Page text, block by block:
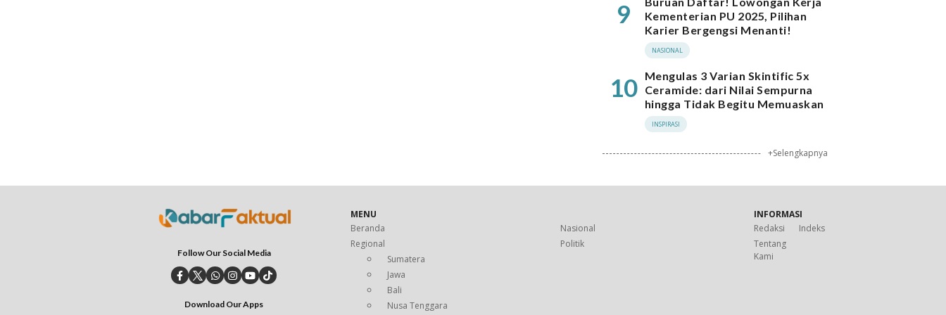
9
Kementerian PU 2025, Pilihan
Karier Bergengsi Menanti!
NASIONAL
10 Mengulas 3 Varian Skintific 5x
Ceramide: dari Nilai Sempurna
hingga Tidak Begitu Memuaskan
INSPIRASI
+Selengkapnya
Follow Our Social Media
Download Our Apps
MENU
Beranda
Nasional
Regional
Sumatera
Jawa
Bali
Nusa Tenggara
Politik
INFORMASI
Redaksi
Indeks
Tentang
Kami